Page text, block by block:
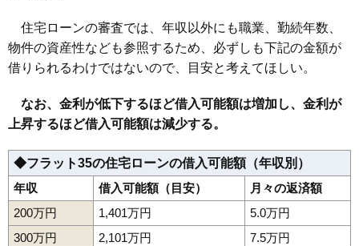
住宅ローンの審査では、年収以外にも職業、勤続年数、
物件の資産性なども参照するため、必ずしも下記の金額が
借りられるわけではないので、目安と考えてほしい。
なお、金利が低下するほど借入可能額は増加し、金利が
上昇するほど借入可能額は減少する。
◆フラット35の住宅ローンの借入可能額（年収別）
年収
借入可能額（目安）
月々の返済額
200万円
1,401万円
5.0万円
300万円
2,101万円
7.5万円